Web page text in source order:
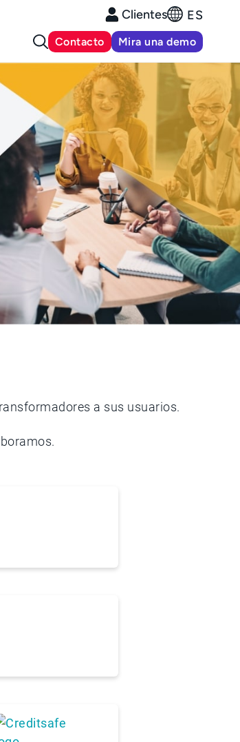
Clientes ES
Contacto Mira una demo
a sus usuarios.